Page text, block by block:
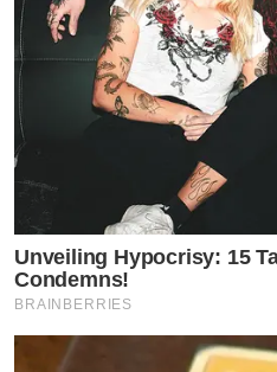
Unveiling Hypocrisy: 15
Condemns!
BRAINBERRIES